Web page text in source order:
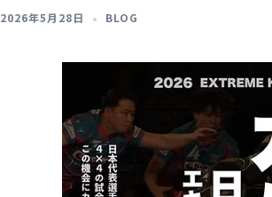
2026年5月28日 BLOG